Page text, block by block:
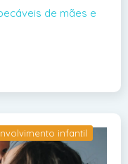
de mães e
infantil